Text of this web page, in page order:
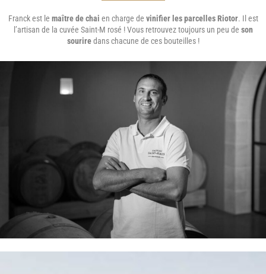
Franck est le maître de chai en charge de vinifier les parcelles Riotor. Il est
l’artisan de la cuvée Saint-M rosé ! Vous retrouvez toujours un peu de son
souriredans chacune de ces bouteilles !